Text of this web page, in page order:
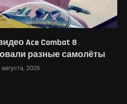
Ace Combat 8
разные самолёты
августа, 2026